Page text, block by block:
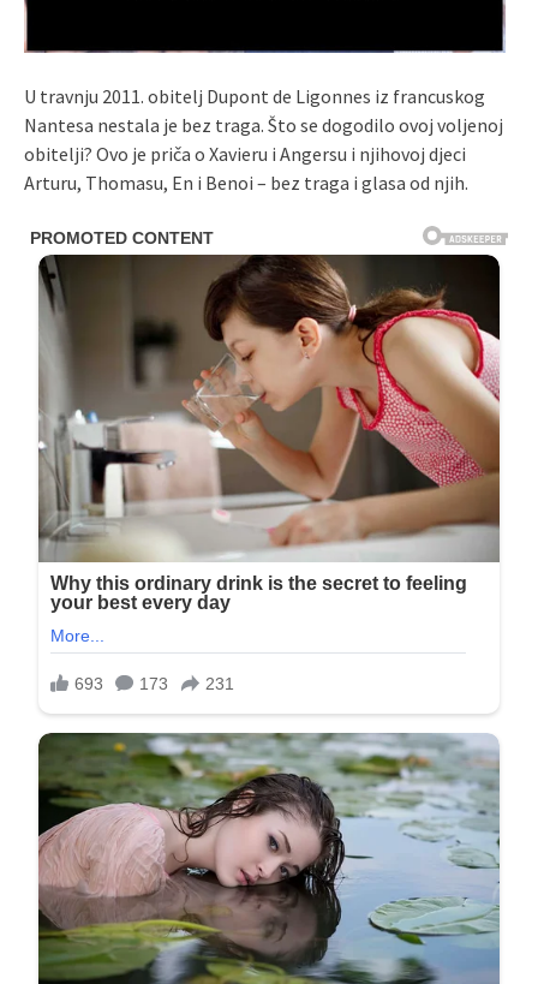
U travnju 2011. obitelj Dupont de Ligonnes iz francuskog
Nantesa nestala je bez traga. Što se dogodilo ovoj voljenoj
obitelji? Ovo je priča o Xavieru i Angersu i njihovoj djeci
Arturu, Thomasu, En i Benoi – bez traga i glasa od njih.